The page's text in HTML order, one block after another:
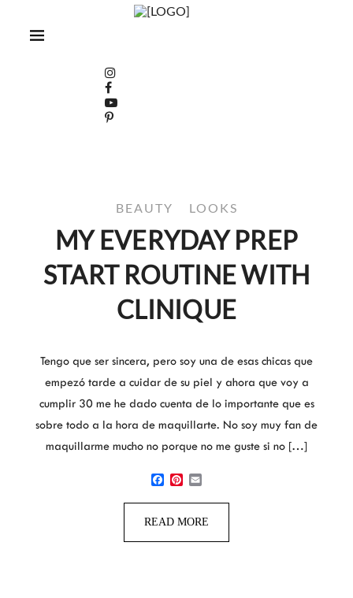
BEAUTY LOOKS
MY EVERYDAY PREP
START ROUTINE WITH
CLINIQUE
Tengo que ser sincera, pero soy una de esas chicas que
empezó tarde a cuidar de su piel y ahora que voy a
cumplir 30 me he dado cuenta de lo importante que es
sobre todo a la hora de maquillarte. No soy muy fan de
maquillarme mucho no porque no me guste si no […]
READ MORE